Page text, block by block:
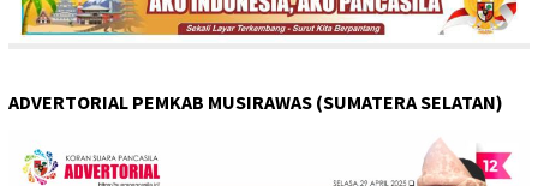
ADVERTORIAL PEMKAB MUSIRAWAS (SUMATERA SELATAN)